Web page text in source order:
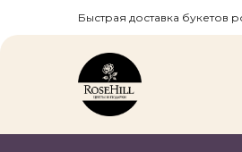
Быстрая доставка